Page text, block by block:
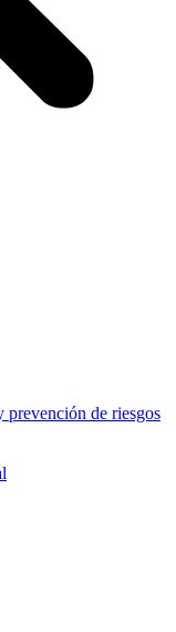
prevención de riesgos